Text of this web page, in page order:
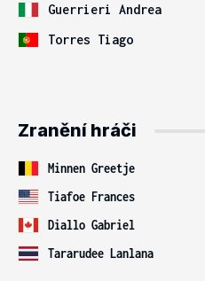
Guerrieri Andrea
Torres Tiago
Zranění hráči
Minnen Greetje
Tiafoe Frances
Diallo Gabriel
Tararudee Lanlana